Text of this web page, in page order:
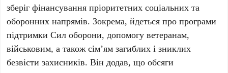
зберіг фінансування пріоритетних соціальних та
оборонних напрямів. Зокрема, йдеться про програми
підтримки Сил оборони, допомогу ветеранам,
військовим, а також сім’ям загиблих і зниклих
безвісти захисників. Він додав, що обсяги